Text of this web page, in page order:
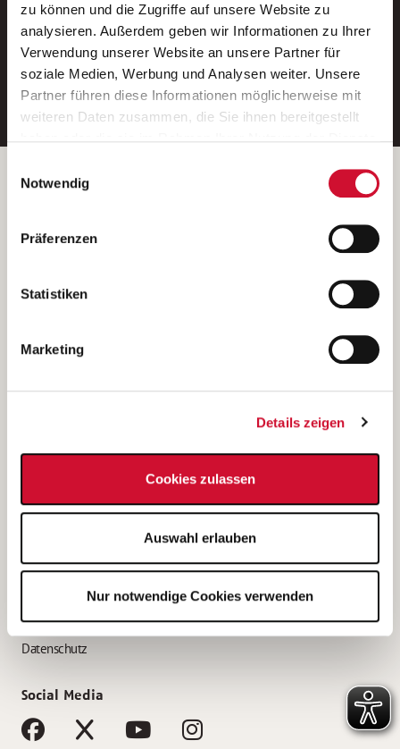
zu können und die Zugriffe auf unsere Website zu
analysieren. Außerdem geben wir Informationen zu Ihrer
Verwendung unserer Website an unsere Partner für
soziale Medien, Werbung und Analysen weiter. Unsere
Partner führen diese Informationen möglicherweise mit
weiteren Daten zusammen, die Sie ihnen bereitgestellt
Wenn Sie auf „Cookies zulassen“ klicken, so stimmen
Sie der Speicherung sämtlicher Cookies zu. Sie können
Ihre Einwilligung selbstverständlich jederzeit widerrufen,
indem Sie die Cookie-Einstellungen aufrufen und diese
unsererDatenschutzerklärung
Notwendig
Präferenzen
Statistiken
Marketing
Details zeigen
Cookies zulassen
Auswahl erlauben
Nur notwendige Cookies verwenden
Ein kostenloser Service von AWO
Jobs.
E-Mail-Adresse eintragen
Betreiber der Webseite
Kantstraße 45a
(Ein Tochterunternehmen des AWO Bezirksverbandes Unterfranken
e.V.)
Bewerbung als Altenpflegehelfer*in
Bewerbung als Erzieher*in
AWO Gliederungen nach Bundesland
Impressum
Datenschutz
Social Media